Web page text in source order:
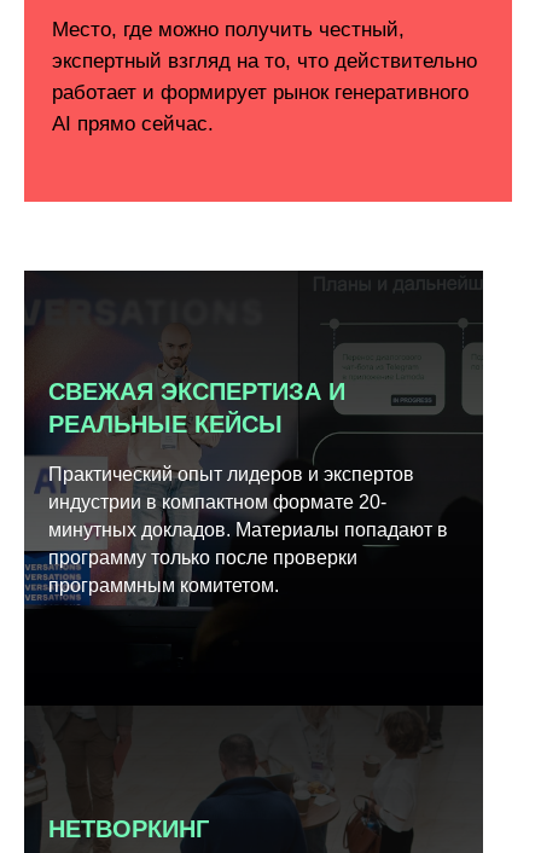
СВЕЖАЯ ЭКСПЕРТИЗА И
РЕАЛЬНЫЕ КЕЙСЫ
Практический опыт лидеров и экспертов
индустрии в компактном формате 20-
минутных докладов. Материалы попадают в
программу только после проверки
программным комитетом.
НЕТВОРКИНГ